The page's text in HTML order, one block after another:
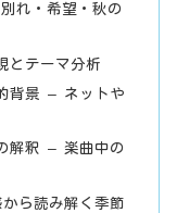
れ・希望・秋の
とテーマ分析
背景 – ネットや
解釈 – 楽曲中の
ら読み解く季節